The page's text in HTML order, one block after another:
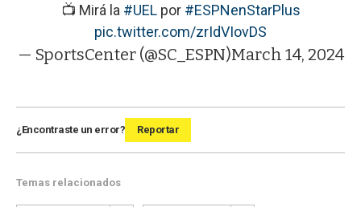
📺 Mirá la #UELpor #ESPNenStarPlus
pic.twitter.com/zrIdVIovDS
— SportsCenter (@SC_ESPN)March 14, 2024
¿Encontraste un error? Reportar
Temas relacionados